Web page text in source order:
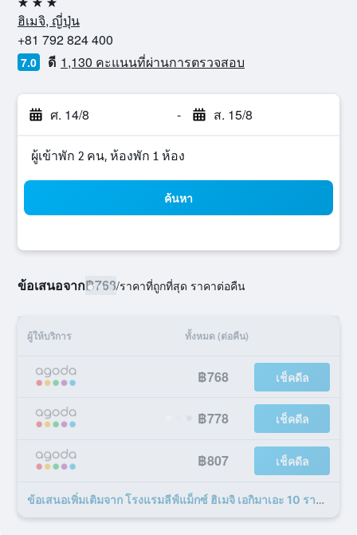
3 ดาว
ฮิเมจิ, ญี่ปุ่น
+81 792 824 400
7.0 ดี 1,130 คะแนนที่ผ่านการตรวจสอบ
ศ. 14/8 - ส. 15/8
ผู้เข้าพัก 2 คน, ห้องพัก 1 ห้อง
ค้นหา
ข้อเสนอจาก฿768/ราคาที่ถูกที่สุด ราคาต่อคืน
ผู้ให้บริการ ทั้งหมด (ต่อคืน)
฿768 เช็คดีล
฿778 เช็คดีล
฿807 เช็คดีล
ข้อเสนอเพิ่มเติมจาก โรงแรมลีฟ์แม็กซ์ ฮิเมจิ เอกิมาเอะ 10 รายการ